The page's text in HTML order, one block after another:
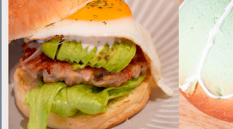
絵本
コーヒー カフェ ヴィン
木工チャレンジ
ビール
グルメ
ビールフェスティバル
クラフトビー
中央線コーヒーフェスティバル
はじまるしぇ
パン デザート
音楽
阿佐谷 カレーなる戦い
高円寺フェス
カレー NTT技術史